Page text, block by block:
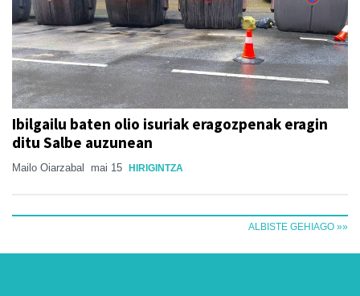
Ibilgailu baten olio isuriak eragozpenak eragin
ditu Salbe auzunean
Mailo Oiarzabal mai 15 HIRIGINTZA
ALBISTE GEHIAGO »»